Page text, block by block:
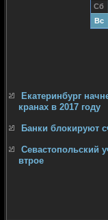
Сб
Вс
Екатеринбург
кранах в 2017 году
Банки блокируют
Севастопольский
втрое